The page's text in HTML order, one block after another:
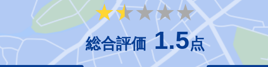
★★★★★
★★★★★
総合評価 1.5点